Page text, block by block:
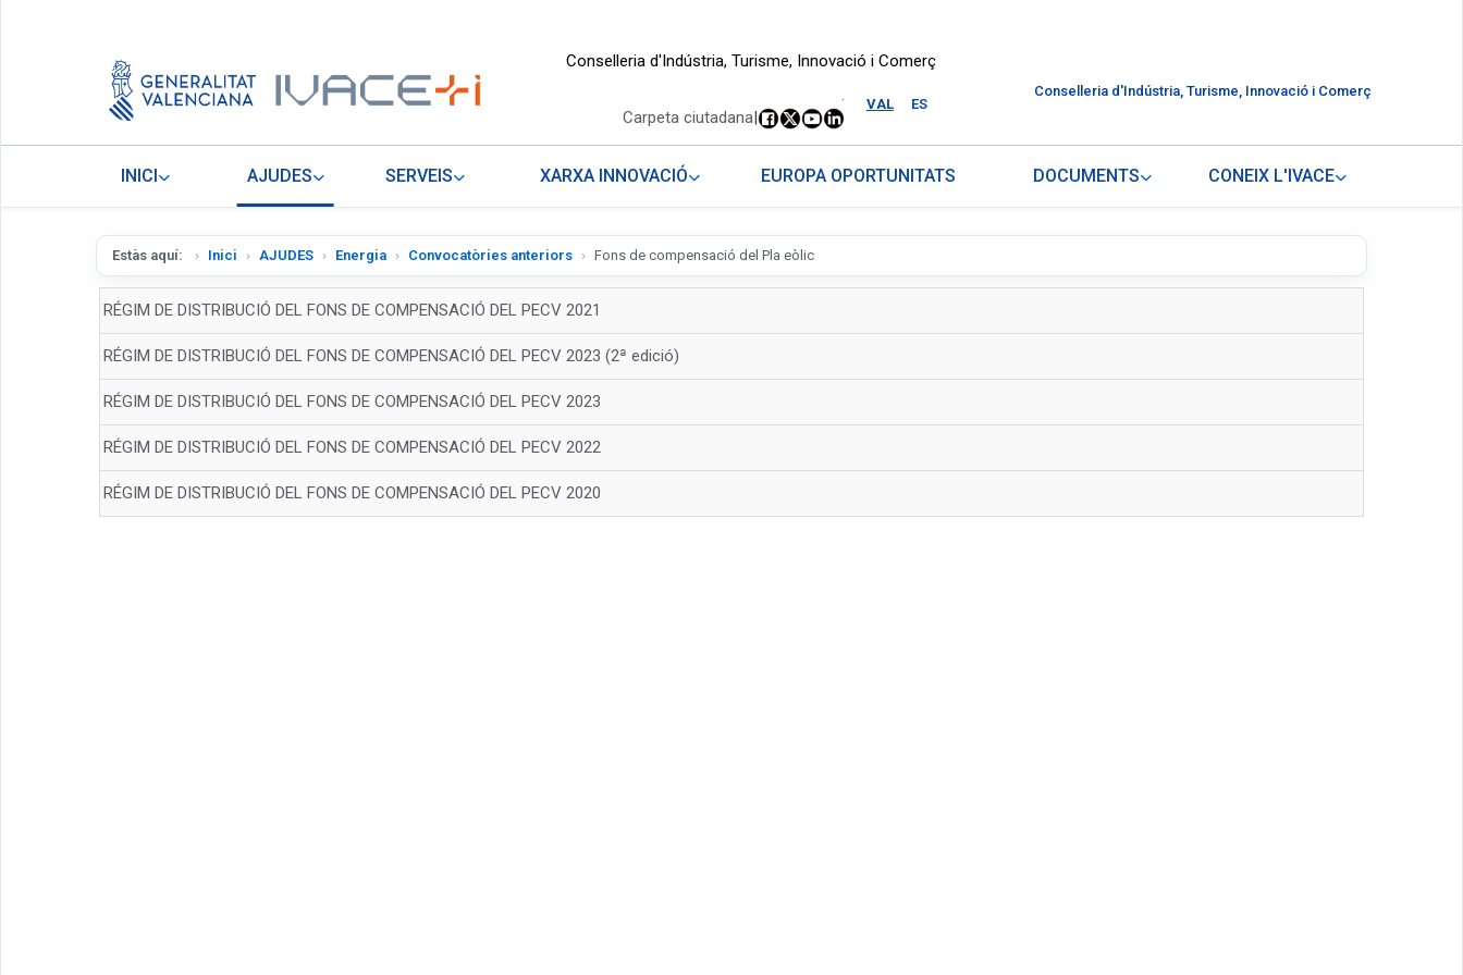
Conselleria d'Indústria, Turisme, Innovació i Comerç
VAL ES
.
Carpeta ciutadana|
Conselleria d'Indústria, Turisme, Innovació i Comerç
INICI AJUDES SERVEIS XARXA INNOVACIÓ EUROPA OPORTUNITATS DOCUMENTS CONEIX L'IVACE
Estàs aquí: Inici AJUDES Energia Convocatòries anteriors Fons de compensació del Pla eòlic
RÉGIM DE DISTRIBUCIÓ DEL FONS DE COMPENSACIÓ DEL PECV 2021
RÉGIM DE DISTRIBUCIÓ DEL FONS DE COMPENSACIÓ DEL PECV 2023 (2ª edició)
RÉGIM DE DISTRIBUCIÓ DEL FONS DE COMPENSACIÓ DEL PECV 2023
RÉGIM DE DISTRIBUCIÓ DEL FONS DE COMPENSACIÓ DEL PECV 2022
RÉGIM DE DISTRIBUCIÓ DEL FONS DE COMPENSACIÓ DEL PECV 2020